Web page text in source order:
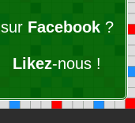
sur Facebook?
Likez-nous !